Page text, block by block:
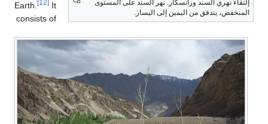
إلتقاء نهري السند وزانسكار. نهر السند على المستوى
المنخفض، يتدفق من اليمين إلى اليسار.
Earth.
[12] It
consists of